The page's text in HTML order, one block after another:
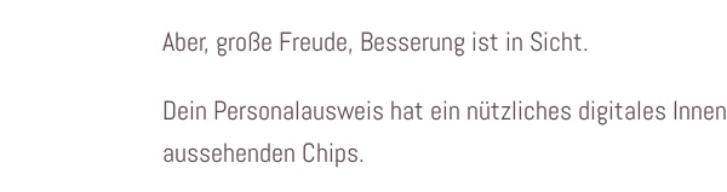
Aber, große Freude, Besserung ist in Sicht.
Dein Personalausweis hat ein nützliches digitales
aussehenden Chips.